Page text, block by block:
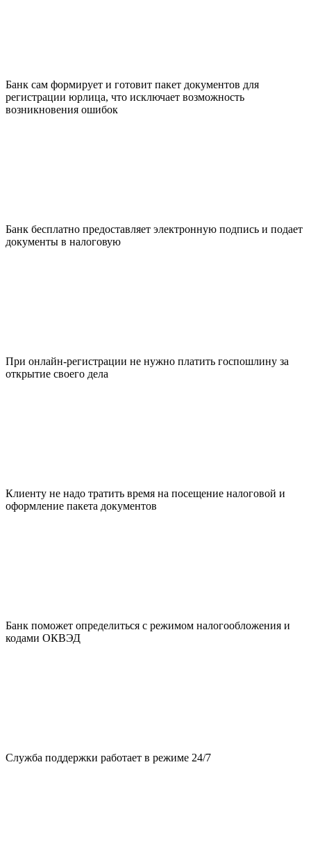
Банк сам формирует и готовит пакет документов для
регистрации юрлица, что исключает возможность
возникновения ошибок
Банк бесплатно предоставляет электронную подпись и подает
документы в налоговую
При онлайн-регистрации не нужно платить госпошлину за
открытие своего дела
Клиенту не надо тратить время на посещение налоговой и
оформление пакета документов
Банк поможет определиться с режимом налогообложения и
кодами ОКВЭД
Служба поддержки работает в режиме 24/7